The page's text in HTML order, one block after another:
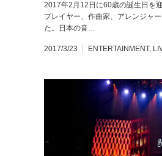
2017年2月12日に60歳の誕生日を
プレイヤー、作曲家、アレンジャ
た。日本の音…
2017/3/23 ENTERTAINMENT,